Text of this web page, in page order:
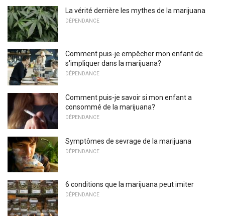
La vérité derrière les mythes de la marijuana
DÉPENDANCE
Comment puis-je empêcher mon enfant de
s'impliquer dans la marijuana?
DÉPENDANCE
Comment puis-je savoir si mon enfant a
consommé de la marijuana?
DÉPENDANCE
Symptômes de sevrage de la marijuana
DÉPENDANCE
6 conditions que la marijuana peut imiter
DÉPENDANCE